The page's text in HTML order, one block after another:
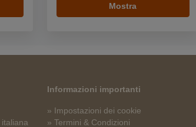
Mostra
Informazioni importanti
» Impostazioni dei cookie
» Termini & Condizioni